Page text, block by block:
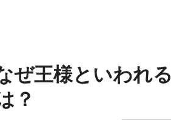
ぜ王様といわれる
？